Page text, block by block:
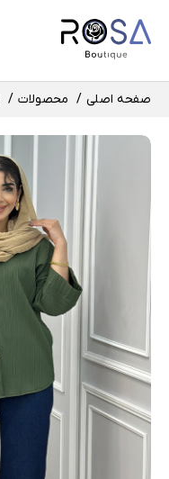
صفحه اصلی محصولات